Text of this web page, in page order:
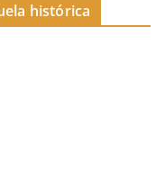
histórica